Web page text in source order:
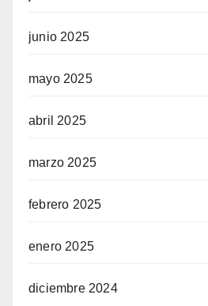
junio 2025
mayo 2025
abril 2025
marzo 2025
febrero 2025
enero 2025
diciembre 2024